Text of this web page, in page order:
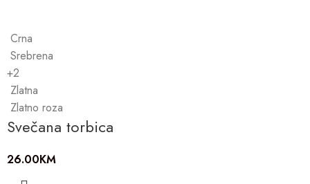
Crna
Srebrena
+2
Zlatna
Zlatno roza
Svečana torbica
26.00KM